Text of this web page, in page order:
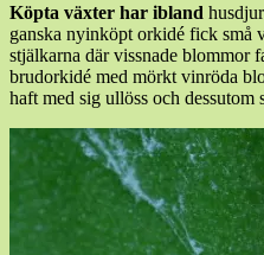
mars,
20166
mars,
2016
Köpta växter har ibland
ganska nyinköpt orkidé fick små
stjälkarna där vissnade blommor
brudorkidé med mörkt vinröda
haft med sig ullöss och